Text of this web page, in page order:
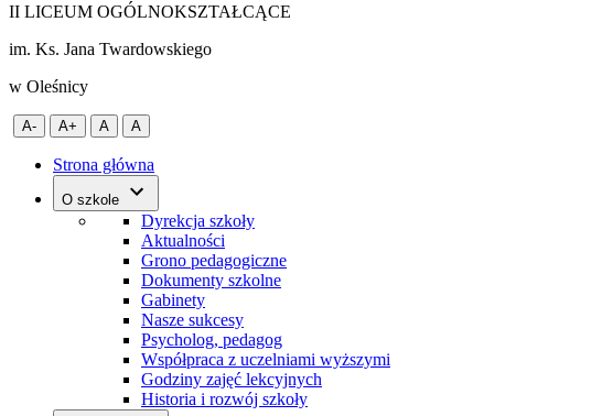
II LICEUM OGÓLNOKSZTAŁCĄCE
im. Ks. Jana Twardowskiego
w Oleśnicy
A- A+ A A
Strona główna
O szkole
Dyrekcja szkoły
Aktualności
Grono pedagogiczne
Dokumenty szkolne
Gabinety
Nasze sukcesy
Psycholog, pedagog
Współpraca z uczelniami wyższymi
Godziny zajęć lekcyjnych
Historia i rozwój szkoły